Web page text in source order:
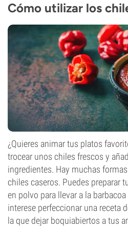
Cómo utilizar los
¿Quieres animar tus platos
trocear unos chiles frescos y
ingredientes. Hay muchas
chiles caseros. Puedes preparar
en polvo para llevar a la
interese perfeccionar una receta
la que dejar boquiabiertos a tus